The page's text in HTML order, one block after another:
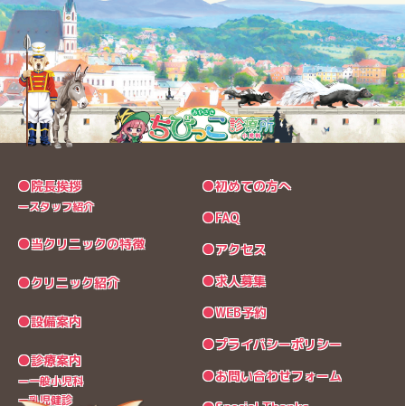
●院長挨拶
ースタッフ紹介
●当クリニックの特徴
●クリニック紹介
●設備案内
●診療案内
ー一般小児科
ー乳児健診
●初めての方へ
●FAQ
●アクセス
●求人募集
●WEB予約
●プライバシーポリシー
●お問い合わせフォーム